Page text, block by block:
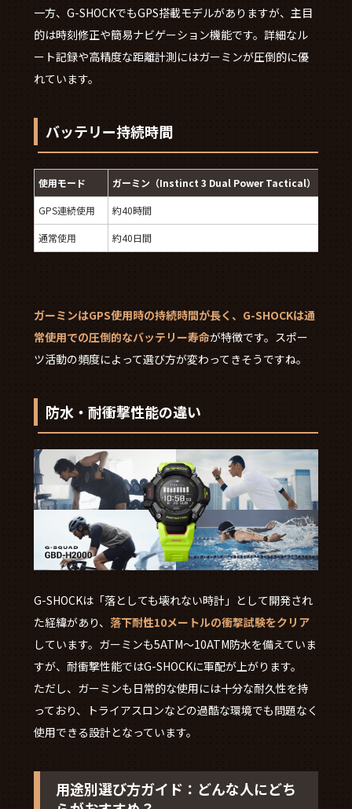
一方、G-SHOCKでもGPS搭載モデルがありますが、主目
的は時刻修正や簡易ナビゲーション機能です。詳細なル
ート記録や高精度な距離計測にはガーミンが圧倒的に優
れています。
バッテリー持続時間
使用モード ガーミン（Instinct 3 Dual Power Tactical）
GPS連続使用 約40時間
通常使用 約40日間
ガーミンはGPS使用時の持続時間が長く、G-SHOCKは通
常使用での圧倒的なバッテリー寿命が特徴です。スポー
ツ活動の頻度によって選び方が変わってきそうですね。
防水・耐衝撃性能の違い
G-SHOCKは「落としても壊れない時計」として開発され
た経緯があり、 落下耐性10メートルの衝撃試験をクリア
しています。ガーミンも5ATM～10ATM防水を備えていま
すが、耐衝撃性能ではG-SHOCKに軍配が上がります。
ただし、ガーミンも日常的な使用には十分な耐久性を持
っており、トライアスロンなどの過酷な環境でも問題なく
使用できる設計となっています。
用途別選び方ガイド：どんな人にどち